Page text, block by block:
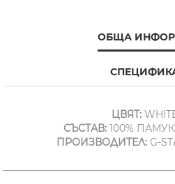
ОБЩА
ЦВЯТ:
СЪСТАВ:100%
ПРОИЗВОДИТЕЛ:G-